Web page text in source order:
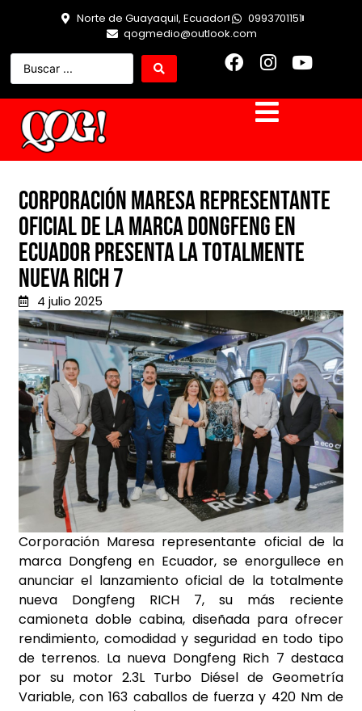
Norte de Guayaquil, Ecuador
0993701151
qogmedio@outlook.com
Corporación Maresa representante
oficial de la marca Dongfeng en
Ecuador presenta la totalmente
nueva RICH 7
4 julio 2025
Corporación Maresa representante oficial de la
marca Dongfeng en Ecuador, se enorgullece en
anunciar el lanzamiento oficial de la totalmente
nueva Dongfeng RICH 7, su más reciente
camioneta doble cabina, diseñada para ofrecer
rendimiento, comodidad y seguridad en todo tipo
de terrenos. La nueva Dongfeng Rich 7 destaca
por su motor 2.3L Turbo Diésel de Geometría
Variable, con 163 caballos de fuerza y 420 Nm de